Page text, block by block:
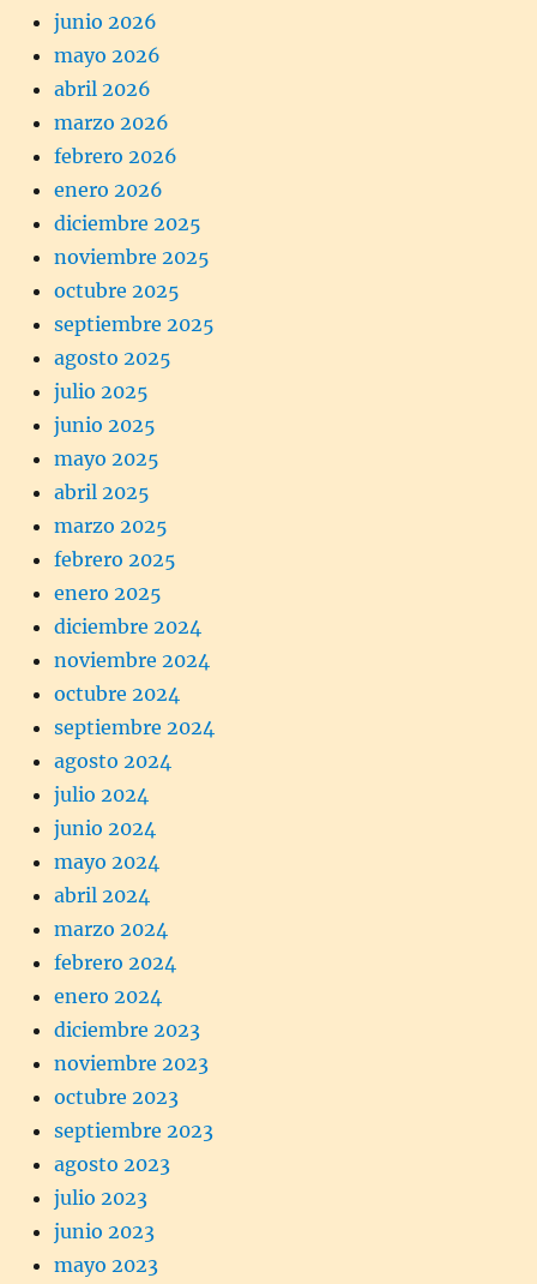
junio 2026
mayo 2026
abril 2026
marzo 2026
febrero 2026
enero 2026
diciembre 2025
noviembre 2025
octubre 2025
septiembre 2025
agosto 2025
julio 2025
junio 2025
mayo 2025
abril 2025
marzo 2025
febrero 2025
enero 2025
diciembre 2024
noviembre 2024
octubre 2024
septiembre 2024
agosto 2024
julio 2024
junio 2024
mayo 2024
abril 2024
marzo 2024
febrero 2024
enero 2024
diciembre 2023
noviembre 2023
octubre 2023
septiembre 2023
agosto 2023
julio 2023
junio 2023
mayo 2023